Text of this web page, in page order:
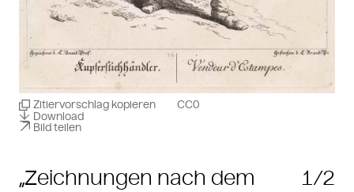
„Zeichnungen nach dem
1/2
Zitiervorschlag kopieren
Download
Bild teilen
CC0